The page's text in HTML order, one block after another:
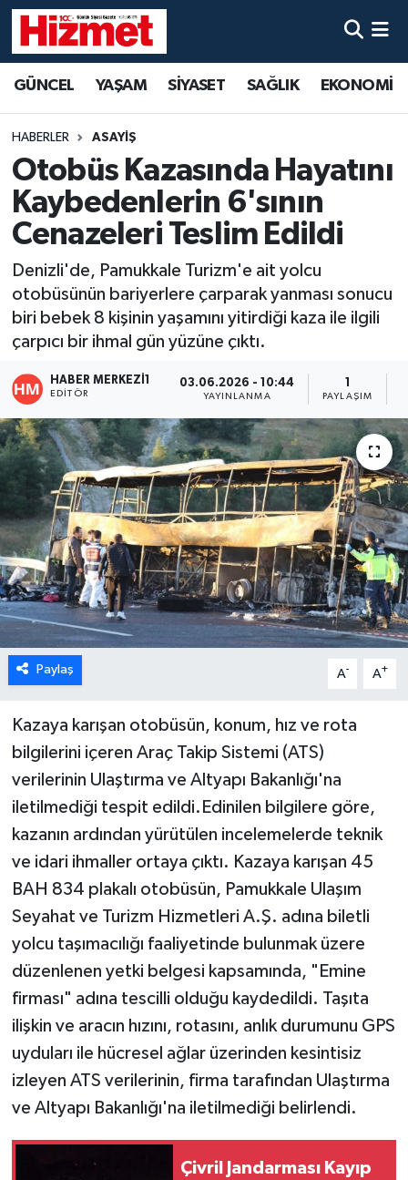
GÜNCEL YAŞAM SİYASET SAĞLIK EKONOMİ
HABERLER ASAYİŞ
Otobüs Kazasında Hayatını
Kaybedenlerin 6'sının
Cenazeleri Teslim Edildi
Denizli'de, Pamukkale Turizm'e ait yolcu
otobüsünün bariyerlere çarparak yanması sonucu
biri bebek 8 kişinin yaşamını yitirdiği kaza ile ilgili
çarpıcı bir ihmal gün yüzüne çıktı.
HABER MERKEZI1
EDITÖR
03.06.2026 - 10:44
YAYINLANMA
1
PAYLAŞIM
Paylaş A- A+
Kazaya karışan otobüsün, konum, hız ve rota
bilgilerini içeren Araç Takip Sistemi (ATS)
verilerinin Ulaştırma ve Altyapı Bakanlığı'na
iletilmediği tespit edildi.Edinilen bilgilere göre,
kazanın ardından yürütülen incelemelerde teknik
ve idari ihmaller ortaya çıktı. Kazaya karışan 45
BAH 834 plakalı otobüsün, Pamukkale Ulaşım
Seyahat ve Turizm Hizmetleri A.Ş. adına biletli
yolcu taşımacılığı faaliyetinde bulunmak üzere
düzenlenen yetki belgesi kapsamında, "Emine
firması" adına tescilli olduğu kaydedildi. Taşıta
ilişkin ve aracın hızını, rotasını, anlık durumunu GPS
uyduları ile hücresel ağlar üzerinden kesintisiz
izleyen ATS verilerinin, firma tarafından Ulaştırma
ve Altyapı Bakanlığı'na iletilmediği belirlendi.
Çivril Jandarması Kayıp
YAŞAM
SİYASET
SAĞLIK
KÜLTÜR SANAT
SPOR
MAGAZİN
ÖZEL HABER
DTO
RESMİ REKLAM
Denizli Hava Durumu
Denizli Trafik Yoğunluk Haritası
Süper Lig Puan Durumu ve Fikstür
Son Dakika Haberleri
Haber Arşivi